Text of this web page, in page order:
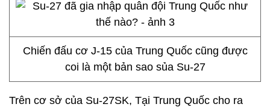
Chiến đấu cơ J-15 của Trung Quốc cũng được
coi là một bản sao sủa Su-27
Trên cơ sở của Su-27SK, Tại Trung Quốc cho ra